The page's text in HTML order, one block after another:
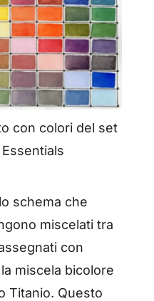
con colori del set
schema che
miscelati tra
con
miscela bicolore
Titanio. Questo